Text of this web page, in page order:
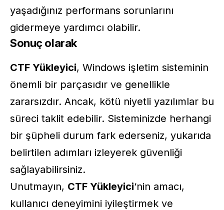
yaşadığınız performans sorunlarını
gidermeye yardımcı olabilir.
Sonuç olarak
CTF Yükleyici, Windows işletim sisteminin
önemli bir parçasıdır ve genellikle
zararsızdır. Ancak, kötü niyetli yazılımlar bu
süreci taklit edebilir. Sisteminizde herhangi
bir şüpheli durum fark ederseniz, yukarıda
belirtilen adımları izleyerek güvenliği
sağlayabilirsiniz.
Unutmayın, CTF Yükleyici‘nin amacı,
kullanıcı deneyimini iyileştirmek ve